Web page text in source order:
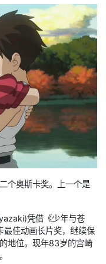
个奥斯卡奖。上一个是
凭借《少年与苍
佳动画长片奖，继续保
地位。现年83岁的宫崎